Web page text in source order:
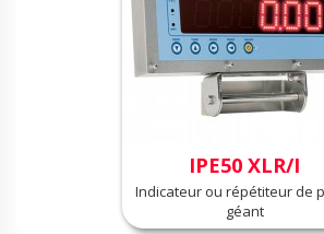
IPE50 XLR/I
Indicateur ou répétiteur de
géant